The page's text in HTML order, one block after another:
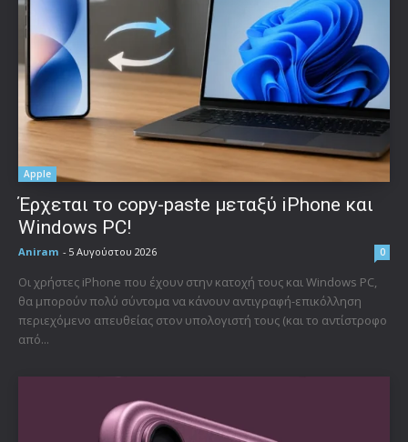
Apple
Έρχεται το copy-paste μεταξύ iPhone και
Windows PC!
Aniram - 5 Αυγούστου 2026 0
Οι χρήστες iPhone που έχουν στην κατοχή τους και Windows PC,
θα μπορούν πολύ σύντομα να κάνουν αντιγραφή-επικόλληση
περιεχόμενο απευθείας στον υπολογιστή τους (και το αντίστροφο
από...